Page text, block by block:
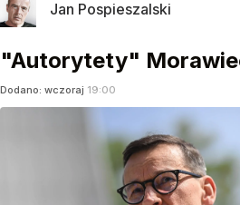
Jan Pospieszalski
"Autorytety"
Dodano: wczoraj 19:00